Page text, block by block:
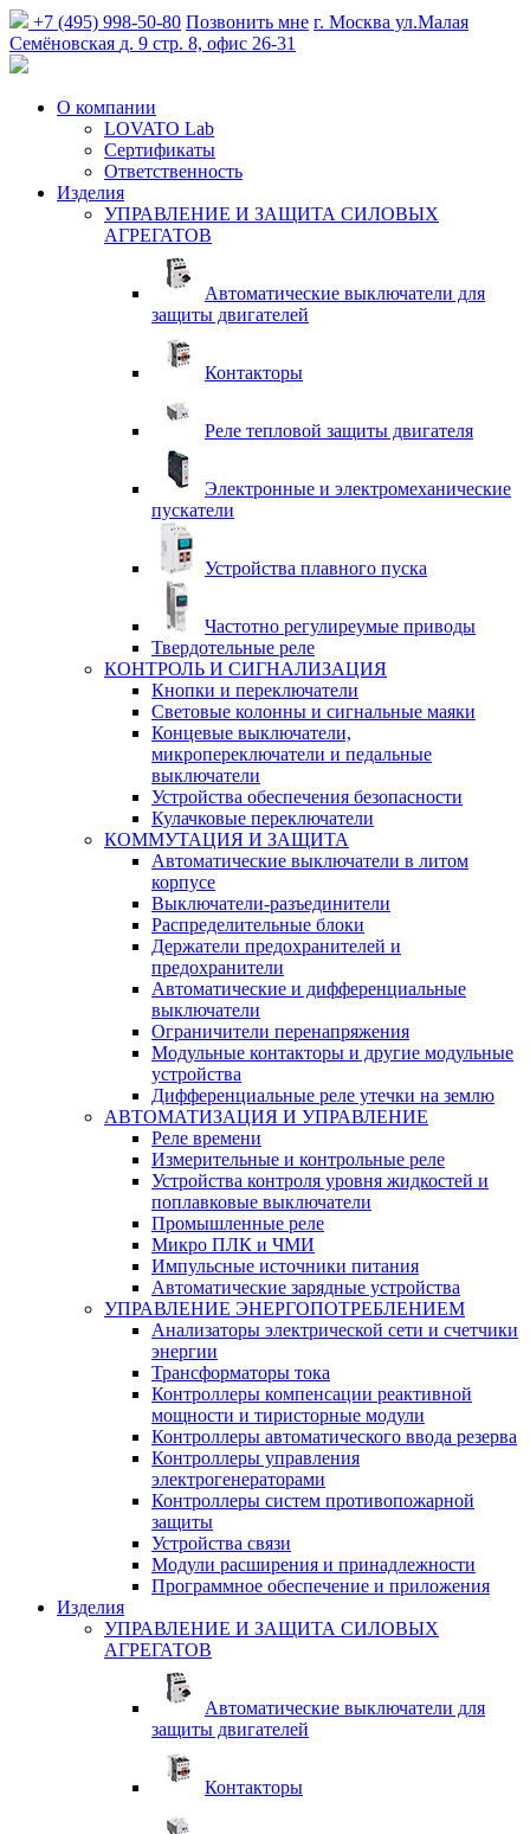
+7 (495) 998-50-80 Позвонить мне г. Москва ул.Малая
Семёновская д. 9 стр. 8, офис 26-31
О компании
LOVATO Lab
Сертификаты
Ответственность
Изделия
УПРАВЛЕНИЕ И ЗАЩИТА СИЛОВЫХ
АГРЕГАТОВ
Автоматические выключатели для
защиты двигателей
Контакторы
Реле тепловой защиты двигателя
Электронные и электромеханические
пускатели
Устройства плавного пуска
Частотно регулиреумые приводы
Твердотельные реле
КОНТРОЛЬ И СИГНАЛИЗАЦИЯ
Кнопки и переключатели
Световые колонны и сигнальные маяки
Концевые выключатели,
микропереключатели и педальные
выключатели
Устройства обеспечения безопасности
Кулачковые переключатели
КОММУТАЦИЯ И ЗАЩИТА
Автоматические выключатели в литом
корпусе
Выключатели-разъединители
Распределительные блоки
Держатели предохранителей и
предохранители
Автоматические и дифференциальные
выключатели
Ограничители перенапряжения
Модульные контакторы и другие модульные
устройства
Дифференциальные реле утечки на землю
АВТОМАТИЗАЦИЯ И УПРАВЛЕНИЕ
Реле времени
Измерительные и контрольные реле
Устройства контроля уровня жидкостей и
поплавковые выключатели
Промышленные реле
Микро ПЛК и ЧМИ
Импульсные источники питания
Автоматические зарядные устройства
УПРАВЛЕНИЕ ЭНЕРГОПОТРЕБЛЕНИЕМ
Анализаторы электрической сети и счетчики
энергии
Трансформаторы тока
Контроллеры компенсации реактивной
мощности и тиристорные модули
Контроллеры автоматического ввода резерва
Контроллеры управления
электрогенераторами
Контроллеры систем противопожарной
защиты
Устройства связи
Модули расширения и принадлежности
Программное обеспечение и приложения
Изделия
УПРАВЛЕНИЕ И ЗАЩИТА СИЛОВЫХ
АГРЕГАТОВ
Автоматические выключатели для
защиты двигателей
Контакторы